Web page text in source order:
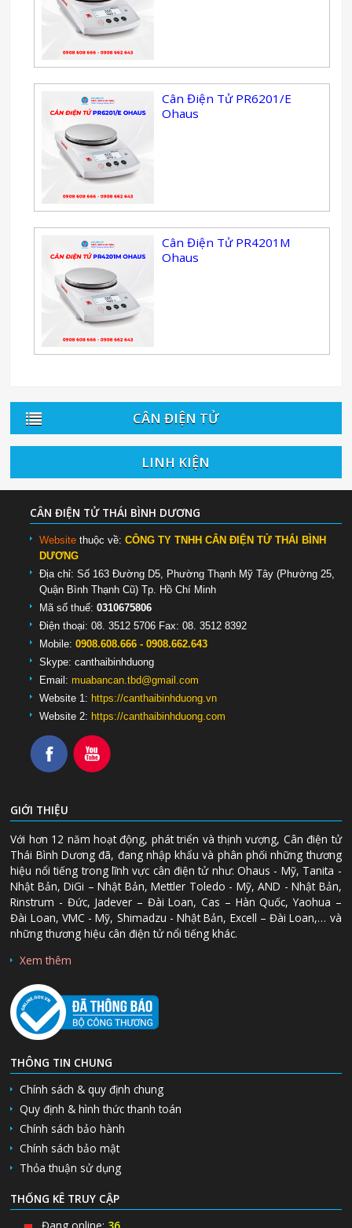
Cân Điện Tử PR6201/E
Ohaus
Cân Điện Tử PR4201M
Ohaus
CÂN ĐIỆN TỬ
LINH KIỆN
CÂN ĐIỆN TỬ THÁI BÌNH DƯƠNG
Website thuộc về:CÔNG TY TNHH CÂN ĐIỆN TỬ THÁI BÌNH
DƯƠNG
Địa chỉ: Số 163 Đường D5, Phường Thạnh Mỹ Tây (Phường 25,
Quận Bình Thạnh Cũ) Tp. Hồ Chí Minh
Mã số thuế:0310675806
Điện thoại: 08. 3512 5706 Fax: 08. 3512 8392
Mobile: 0908.608.666 - 0908.662.643
Skype:canthaibinhduong
Email:muabancan.tbd@gmail.com
Website 1: https://canthaibinhduong.vn
Website 2: https://canthaibinhduong.com
GIỚI THIỆU
Với hơn 12 năm hoạt động, phát triển và thịnh vượng, Cân điện tử
Thái Bình Dương đã, đang nhập khẩu và phân phối những thương
hiệu nổi tiếng trong lĩnh vực cân điện tử như: Ohaus - Mỹ, Tanita -
Nhật Bản, DiGi – Nhật Bản, Mettler Toledo - Mỹ, AND - Nhật Bản,
Rinstrum - Đức, Jadever – Đài Loan, Cas – Hàn Quốc, Yaohua –
Đài Loan, VMC - Mỹ, Shimadzu - Nhật Bản, Excell – Đài Loan,… và
những thương hiệu cân điện tử nổi tiếng khác.
Xem thêm
THÔNG TIN CHUNG
Chính sách & quy định chung
Quy định & hình thức thanh toán
Chính sách bảo hành
Chính sách bảo mật
Thỏa thuận sử dụng
THỐNG KÊ TRUY CẬP